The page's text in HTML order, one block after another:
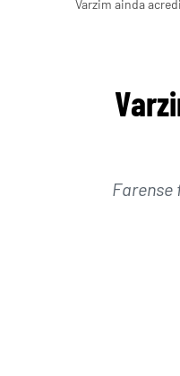
Varzim ainda
Farense